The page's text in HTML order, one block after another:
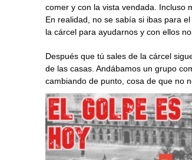
comer y con la vista vendada. Incluso
En realidad, no se sabía si ibas para
la cárcel para ayudarnos y con ellos
Después que tú sales de la cárcel
de las casas. Andábamos un grupo
cambiando de punto, cosa de que no